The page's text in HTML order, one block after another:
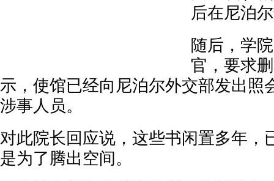
后在尼泊
随后，学
官，要求
示，使馆已经向尼泊尔外交部发出照
涉事人员。
对此院长回应说，这些书闲置多年，
是为了腾出空间。